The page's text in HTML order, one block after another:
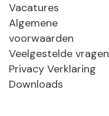
Vacatures
Algemene
voorwaarden
Veelgestelde vragen
Privacy Verklaring
Downloads